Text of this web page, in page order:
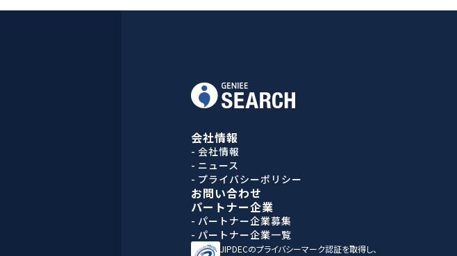
会社情報
- 会社情報
- ニュース
- プライバシーポリシー
お問い合わせ
パートナー企業
- パートナー企業募集
- パートナー企業一覧
JIPDECのプライバシーマーク認証を取得し、